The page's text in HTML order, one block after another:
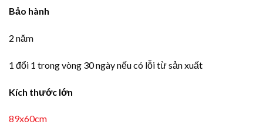
Bảo hành
2 năm
1 đổi 1 trong vòng 30 ngày nếu có lỗi từ sản xuất
Kích thước lớn
89x60cm